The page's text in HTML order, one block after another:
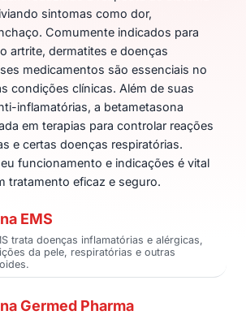
sintomas como dor,
Comumente indicados para
artrite, dermatites e doenças
medicamentos são essenciais no
condições clínicas. Além de suas
inflamatórias, a betametasona
em terapias para controlar reações
e certas doenças respiratórias.
funcionamento e indicações é vital
tratamento eficaz e seguro.
EMS
trata doenças inflamatórias e alérgicas,
da pele, respiratórias e outras
Germed Pharma